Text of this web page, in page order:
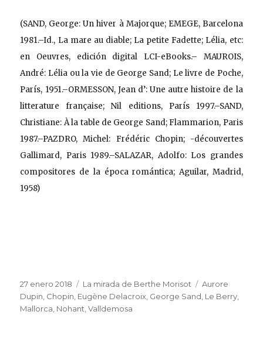
(SAND, George: Un hiver à Majorque; EMEGE, Barcelona
1981.–Id., La mare au diable; La petite Fadette; Lélia, etc:
en Oeuvres, edición digital LCI-eBooks.– MAUROIS,
André: Lélia ou la vie de George Sand; Le livre de Poche,
París, 1951.–ORMESSON, Jean d’: Une autre histoire de la
litterature française; Nil editions, París 1997.–SAND,
Christiane: À la table de George Sand; Flammarion, Paris
1987.–PAZDRO, Michel: Frédéric Chopin; -découvertes
Gallimard, Paris 1989.–SALAZAR, Adolfo: Los grandes
compositores de la época romántica; Aguilar, Madrid,
1958)
Publicado
el
27 enero 2018 Categorías
La mirada de Berthe Morisot Etiquetas
Aurore
Dupin Chopin Eugène Delacroix George Sand Le Berry
Mallorca Nohant ,Valldemosa